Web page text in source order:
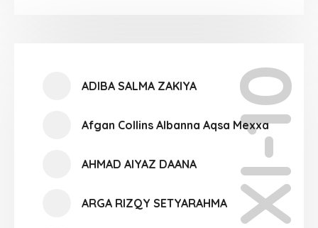
XI-10
ADIBA SALMA ZAKIYA
Afgan Collins Albanna Aqsa Mexxa
AHMAD AIYAZ DAANA
ARGA RIZQY SETYARAHMA